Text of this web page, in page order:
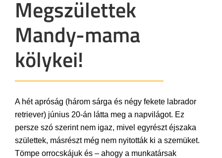
Megszülettek
Mandy-mama
kölykei!
A hét apróság (három sárga és négy fekete labrador
retriever) június 20-án látta meg a napvilágot. Ez
persze szó szerint nem igaz, mivel egyrészt éjszaka
születtek, másrészt még nem nyitották ki a szemüket.
Tömpe orrocskájuk és – ahogy a munkatársak